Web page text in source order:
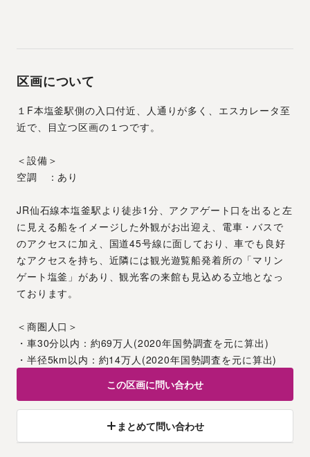
区画について
１F本塩釜駅側の入口付近、人通りが多く、エスカレータ至
近で、目立つ区画の１つです。
＜設備＞
空調　：あり
JR仙石線本塩釜駅より徒歩1分、アクアゲート口を出ると左
に見える船をイメージした外観がお出迎え、電車・バスで
のアクセスに加え、国道45号線に面しており、車でも良好
なアクセスを持ち、近隣には観光遊覧船発着所の「マリン
ゲート塩釜」があり、観光客の来館も見込める立地となっ
ております。
＜商圏人口＞
・車30分以内：約69万人(2020年国勢調査を元に算出)
・半径5km以内：約14万人(2020年国勢調査を元に算出)
この区画に問い合わせ
まとめて問い合わせ